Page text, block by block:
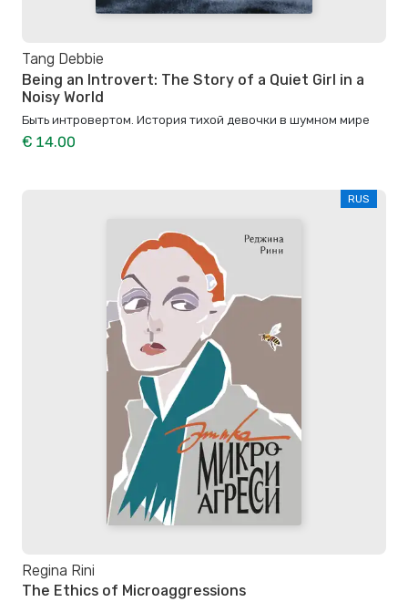
Tang Debbie
Being an Introvert: The Story of a Quiet Girl in a
Noisy World
Быть интровертом. История тихой девочки в шумном мире
€ 14.00
RUS
Regina Rini
The Ethics of Microaggressions